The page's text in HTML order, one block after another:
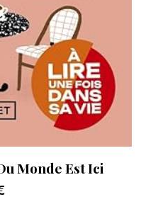
Monde Est Ici